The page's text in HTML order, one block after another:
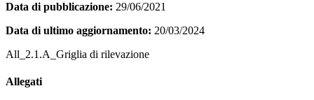
Data di pubblicazione: 29/06/2021
Data di ultimo aggiornamento: 20/03/2024
All_2.1.A_Griglia di rilevazione
Allegati